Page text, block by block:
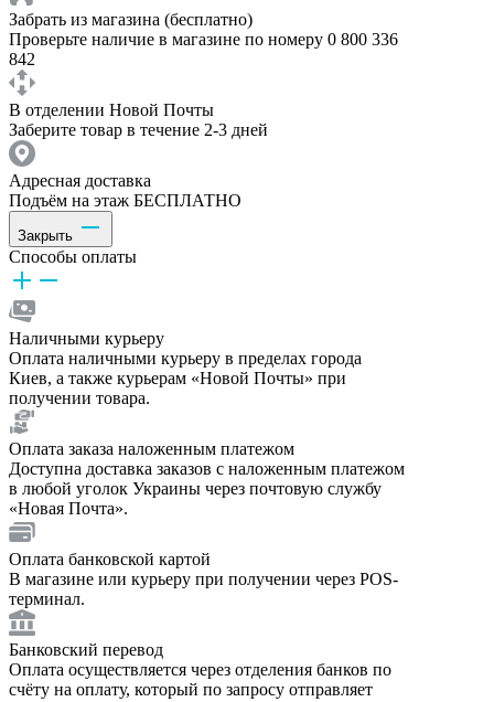
Забрать из магазина (бесплатно)
Проверьте наличие в магазине по номеру 0 800 336
842
В отделении Новой Почты
Заберите товар в течение 2-3 дней
Адресная доставка
Подъём на этаж БЕСПЛАТНО
Закрыть
Способы оплаты
Наличными курьеру
Оплата наличными курьеру в пределах города
Киев, а также курьерам «Новой Почты» при
получении товара.
Оплата заказа наложенным платежом
Доступна доставка заказов с наложенным платежом
в любой уголок Украины через почтовую службу
«Новая Почта».
Оплата банковской картой
В магазине или курьеру при получении через POS-
терминал.
Банковский перевод
Оплата осуществляется через отделения банков по
счёту на оплату, который по запросу отправляет